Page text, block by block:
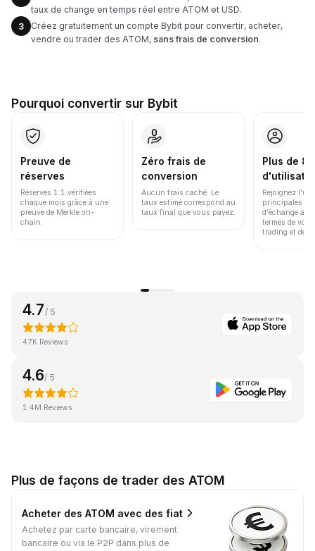
taux de change en temps réel entre ATOM et USD.
3
Créez gratuitement un compte Bybit pour convertir, acheter,
vendre ou trader des ATOM, sans frais de conversion.
Pourquoi convertir sur Bybit
Preuve de
réserves
Réserves 1:1 vérifiées
chaque mois grâce à une
preuve de Merkle on-
chain.
Zéro frais de
conversion
Aucun frais caché. Le
taux estimé correspond au
taux final que vous payez.
Plus de
Rejoignez
principales
d'échange au
termes de
trading et de
4.7 / 5
47K Reviews
4.6/ 5
1.4M Reviews
Plus de façons de trader des ATOM
Acheter des ATOM avec des fiat
Achetez par carte bancaire, virement
bancaire ou via le P2P dans plus de